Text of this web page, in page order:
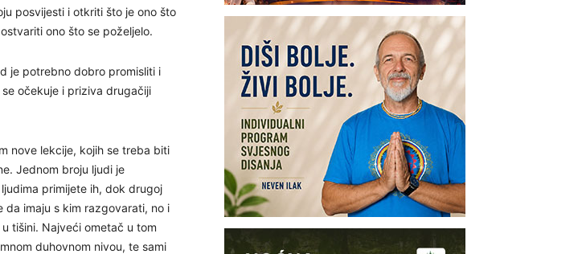
posvijesti i otkriti što je ono što
ono što se poželjelo.
je potrebno dobro promisliti i
očekuje i priziva drugačiji
nove lekcije, kojih se treba biti
Jednom broju ljudi je
primijete ih, dok drugoj
da imaju s kim razgovarati, no i
tišini. Najveći ometač u tom
duhovnom nivou, te sami